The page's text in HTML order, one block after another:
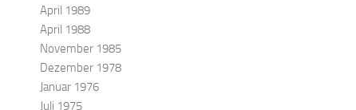
April 1989
April 1988
November 1985
Dezember 1978
Januar 1976
Juli 1975